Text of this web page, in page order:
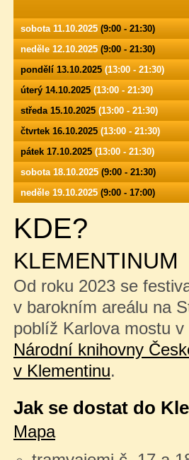
sobota 11.10.2025 (9:00 - 21:30)
neděle 12.10.2025 (9:00 - 21:30)
pondělí 13.10.2025 (13:00 - 21:30)
úterý 14.10.2025 (13:00 - 21:30)
středa 15.10.2025 (13:00 - 21:30)
čtvrtek 16.10.2025 (13:00 - 21:30)
pátek 17.10.2025 (13:00 - 21:30)
sobota 18.10.2025 (9:00 - 21:30)
neděle 19.10.2025 (9:00 - 17:00)
KDE?
KLEMENTINUM
Od roku 2023 se
v barokním areálu na
poblíž Karlova mostu
Národní knihovny
v Klementinu.
Jak se dostat do
Mapa